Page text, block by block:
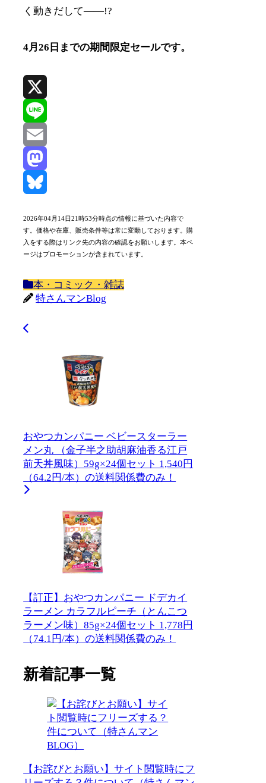
く動きだして――!?
4月26日までの期間限定セールです。
X
Line
Email
Mastodon
2026年04月14日21時53分時点の情報に基づいた内容で
す。価格や在庫、販売条件等は常に変動しております。購
入をする際はリンク先の内容の確認をお願いします。本ペ
ージはプロモーションが含まれています。
本・コミック・雑誌
特さんマンBlog
おやつカンパニー ベビースターラー
メン丸 （金子半之助胡麻油香る江戸
前天丼風味）59g×24個セット 1,540円
（64.2円/本）の送料関係費のみ！
【訂正】おやつカンパニー ドデカイ
ラーメン カラフルピーチ（とんこつ
ラーメン味）85g×24個セット 1,778円
（74.1円/本）の送料関係費のみ！
新着記事一覧
【お詫びとお願い】サイト閲覧時にフ